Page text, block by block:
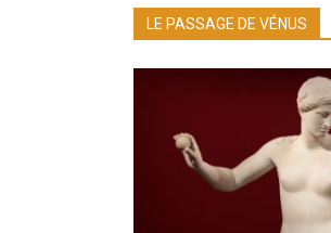
LE PASSAGE DE VÉNUS